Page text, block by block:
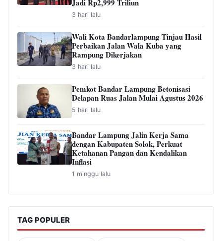
Jadi Rp2,999 Triliun
3 hari lalu
Wali Kota Bandarlampung Tinjau Hasil
Perbaikan Jalan Wala Kuba yang
Rampung Dikerjakan
3 hari lalu
Pemkot Bandar Lampung Betonisasi
Delapan Ruas Jalan Mulai Agustus 2026
5 hari lalu
Bandar Lampung Jalin Kerja Sama
dengan Kabupaten Solok, Perkuat
Ketahanan Pangan dan Kendalikan
Inflasi
1 minggu lalu
TAG POPULER